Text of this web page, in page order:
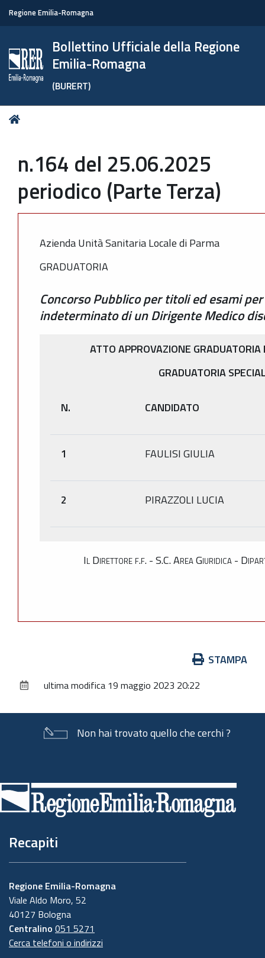
Regione Emilia-Romagna
Bollettino Ufficiale della Regione
Emilia-Romagna
(BURERT)
Tu
n.164 del 25.06.2025
periodico (Parte Terza)
Azienda Unità Sanitaria Locale di Parma
GRADUATORIA
Concorso Pubblico per titoli ed esami
indeterminato di un Dirigente Medico
ATTO APPROVAZIONE
GRADUATORIA
N. CANDIDATO
1 FAULISI GIULIA
2 PIRAZZOLI LUCIA
Il Direttore f.f. - S.C. Area Giuridica -
documento
STAMPA
ultima modifica 19 maggio 2023 20:22
Non hai trovato quello che cerchi ?
di
pagina
Recapiti
Regione Emilia-Romagna
Viale Aldo Moro, 52
40127 Bologna
Centralino 051 5271
Cerca telefoni o indirizzi